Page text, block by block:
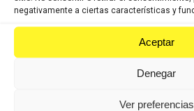
negativamente a ciertas características y
Aceptar
Denegar
Ver preferencias
Productos relacionados